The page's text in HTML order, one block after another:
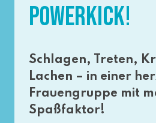
POWERKICK!
Schlagen, Treten,
Lachen – in einer
Frauengruppe mit
Spaßfaktor!